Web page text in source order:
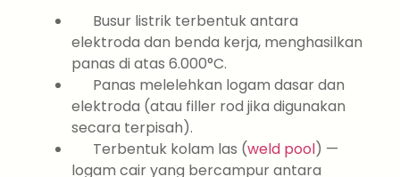
Busur listrik terbentuk antara
elektroda dan benda kerja, menghasilkan
panas di atas 6.000°C.
Panas melelehkan logam dasar dan
elektroda (atau filler rod jika digunakan
secara terpisah).
Terbentuk kolam las (weld pool) —
logam cair yang bercampur antara